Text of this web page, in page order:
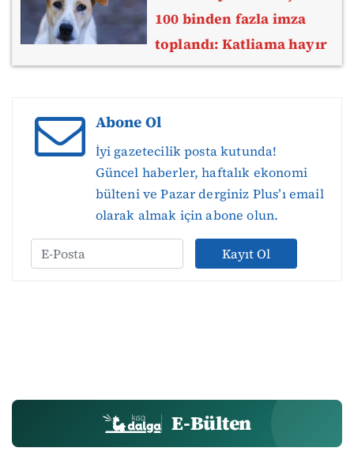
100 binden fazla imza
toplandı: Katliama hayır
Abone Ol
İyi gazetecilik posta kutunda!
Güncel haberler, haftalık ekonomi
bülteni ve Pazar derginiz Plus’ı email
olarak almak için abone olun.
Kayıt Ol
E-Bülten